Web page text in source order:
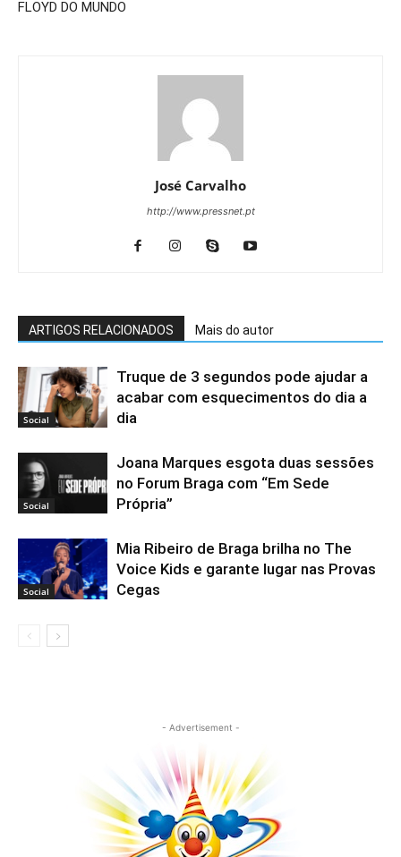
FLOYD DO MUNDO
José Carvalho
http://www.pressnet.pt
ARTIGOS RELACIONADOS Mais do autor
Social
Truque de 3 segundos pode ajudar a
acabar com esquecimentos do dia a
dia
Social
Joana Marques esgota duas sessões
no Forum Braga com “Em Sede
Própria”
Social
Mia Ribeiro de Braga brilha no The
Voice Kids e garante lugar nas Provas
Cegas
- Advertisement -